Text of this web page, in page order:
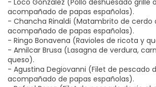
acompañado de papas españolas).
- Chancha Rinaldi (Matambrito de cerdo
acompañado de papas españolas).
- Ringo Bonavena (Ravioles de ricota y
- Amilcar Brusa (Lasagna de verdura,
queso).
- Agustina Degiovanni (Filet de pescado
acompañado de papas españolas).